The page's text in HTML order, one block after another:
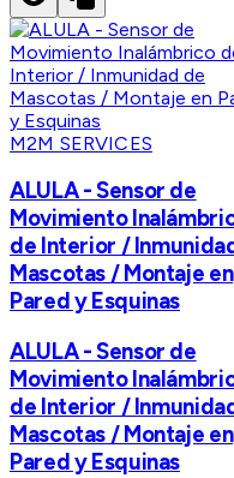
M2M SERVICES
ALULA - Sensor de
Movimiento
de Interior /
Mascotas / Montaje en
Pared y Esquinas
ALULA - Sensor de
Movimiento
de Interior /
Mascotas / Montaje en
Pared y Esquinas